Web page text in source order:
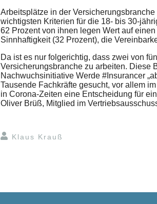
Arbeitsplätze in der
wichtigsten Kriterien für die 18- bis 30-
62 Prozent von ihnen legen Wert auf
Sinnhaftigkeit (32 Prozent), die
Da ist es nur folgerichtig, dass zwei von
Versicherungsbranche zu arbeiten. Diese
Nachwuchsinitiative Werde #Insurancer
Tausende Fachkräfte gesucht, vor allem
in Corona-Zeiten eine Entscheidung für
Oliver Brüß, Mitglied im
Klaus Krauß